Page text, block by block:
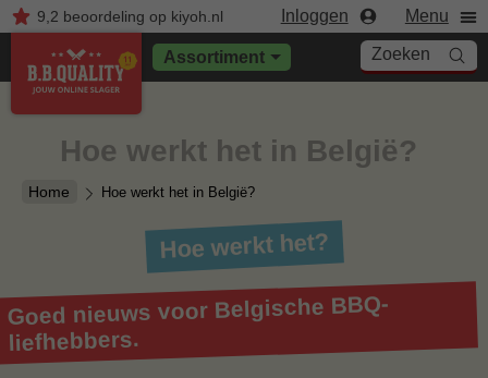
9,2 beoordelingop kiyoh.nl Inloggen Menu
Assortiment Zoeken
Home Hoe werkt het in België?
Hoe werkt het in België?
Hoe werkt het?
Goed nieuws voor Belgische BBQ-
liefhebbers.